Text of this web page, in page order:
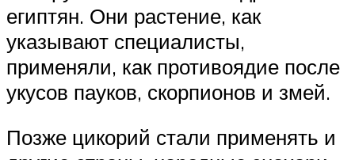
египтян. Они растение, как
указывают специалисты,
применяли, как противоядие после
укусов пауков, скорпионов и змей.
Позже цикорий стали применять и